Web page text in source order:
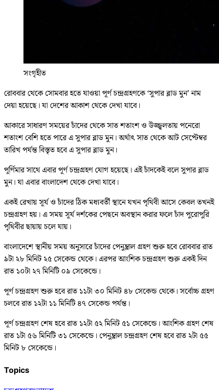
সংগৃহীত
রোববার থেকে সোমবার হতে যাওয়া পূর্ণ চন্দ্রগ্রহণকে ‘সুপার ব্লাড মুন’ নাম
দেয়া হয়েছে। যা দেশের আকাশ থেকে দেখা যাবে।
আকারে সাধারণ সময়ের চাঁদের থেকে সাত শতাংশ ও উজ্জ্বলতায় পনেরো
শতাংশ বেশি হতে পারে এ সুপার ব্লাড মুন। অর্থাৎ সাত থেকে আট সেপ্টেম্বর
তারিখ পর্যন্ত বিস্তৃত হবে এ সুপার ব্লাড মুন।
পূর্ণিমার সাথে এবার পূর্ণ চন্দ্রগ্রহণ যোগ হয়েছে। এই চাঁদকেই বলে সুপার ব্লাড
মুন। যা এবার বাংলাদেশ থেকে দেখা যাবে।
একই রেখায় সূর্য ও চাঁদের ঠিক মধ্যবর্তী স্থানে যখন পৃথিবী আসে কেবল তখনই
চন্দ্রগ্রহণ হয়। এ সময় সূর্য দর্শকের পেছনে অবস্থান করার ফলে চাঁদ পুরোপুরি
পৃথিবীর ছায়ায় চলে যায়।
বাংলাদেশে স্থানীয় সময় অনুসারে চাঁদের পেনুম্ব্রাল গ্রহণ শুরু হবে রোববার রাত
৯টা ২৮ মিনিট ২৫ সেকেন্ড থেকে। এরপর আংশিক চন্দ্রগ্রহণ শুরু একই দিন
রাত ১০টা ২৭ মিনিটি ০৯ সেকেন্ডে।
পূর্ণ চন্দ্রগ্রহণ শুরু হবে রাত ১১টা ৩০ মিনিট ৪৮ সেকেন্ড থেকে। সর্বোচ্চ গ্রহণ
চলবে রাত ১২টা ১১ মিনিটি ৪৭ সেকেন্ড পর্যন্ত।
পূর্ণ চন্দ্রগ্রহণ শেষ হবে রাত ১২টা ৫২ মিনিট ৫১ সেকেন্ডে। আংশিক গ্রহণ শেষ
রাত ১টা ৫৬ মিনিটি ৩১ সেকেন্ডে। পেনুম্ব্রাল চন্দ্রগ্রহণ শেষ হবে রাত ২টা ৫৫
মিনিট ৮ সেকেন্ডে।
Topics